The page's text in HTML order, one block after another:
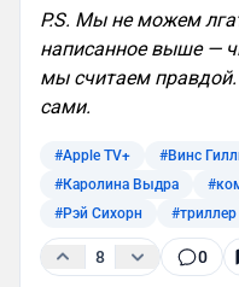
P.S. Мы не можем
написанное выше —
мы считаем
сами.
#Apple TV+ #Винс
#Каролина Выдра
#Рэй Сихорн
#триллер
8 0